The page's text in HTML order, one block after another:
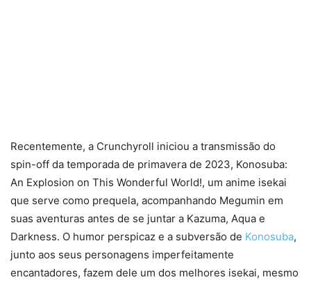
Recentemente, a Crunchyroll iniciou a transmissão do
spin-off da temporada de primavera de 2023, Konosuba:
An Explosion on This Wonderful World!, um anime isekai
que serve como prequela, acompanhando Megumin em
suas aventuras antes de se juntar a Kazuma, Aqua e
Darkness. O humor perspicaz e a subversão de Konosuba,
junto aos seus personagens imperfeitamente
encantadores, fazem dele um dos melhores isekai, mesmo